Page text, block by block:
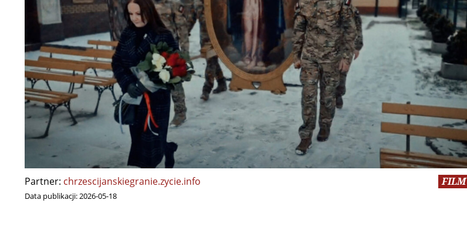
Partner: chrzescijanskiegranie.zycie.info
Data publikacji:2026-05-18
FILM